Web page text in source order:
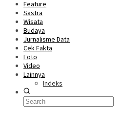
Feature
Sastra
Wisata
Budaya
Jurnalisme Data
Cek Fakta
Foto
Video
Lainnya
Indeks